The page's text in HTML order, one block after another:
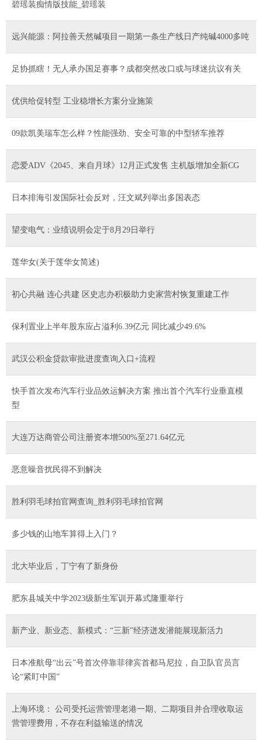
碧瑶装痴情版技能_碧瑶装
远兴能源：阿拉善天然碱项目一期第一条生产线日产纯碱4000多吨
足协抓瞎！无人承办国足赛事？成都突然改口或与球迷抗议有关
优供给促转型 工业稳增长方案分业施策
09款凯美瑞车怎么样？性能强劲、安全可靠的中型轿车推荐
恋爱ADV《2045、来自月球》12月正式发售 主机版增加全新CG
日本排海引发国际社会反对，汪文斌列举出多国表态
望变电气：业绩说明会定于8月29日举行
莲华女(关于莲华女简述)
初心共融 连心共建 区史志办积极助力史家营村恢复重建工作
保利置业上半年股东应占溢利6.39亿元 同比减少49.6%
武汉公积金贷款审批进度查询入口+流程
快手首次发布汽车行业品效运解决方案 推出首个汽车行业垂直模
型
大连万达商管公司注册资本增500%至271.64亿元
恶意噪音扰民得不到解决
胜利羽毛球拍官网查询_胜利羽毛球拍官网
多少钱的山地车算得上入门？
北大毕业后，丁宁有了新身份
肥东县城关中学2023级新生军训开幕式隆重举行
新产业、新业态、新模式：“三新”经济迸发潜能展现新活力
日本准航母“出云”号首次停靠菲律宾首都马尼拉，自卫队官员言
论“紧盯中国”
上海环境： 公司受托运营管理老港一期、二期项目并合理收取运
营管理费用，不存在利益输送的情况